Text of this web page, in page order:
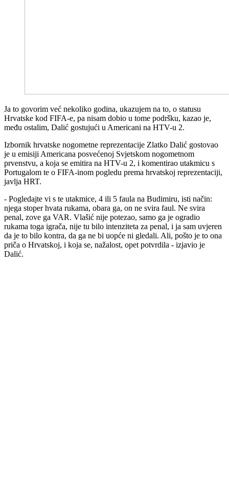
Ja to govorim već nekoliko godina, ukazujem na to, o statusu
Hrvatske kod FIFA-e, pa nisam dobio u tome podršku, kazao je,
među ostalim, Dalić gostujući u Americani na HTV-u 2.
Izbornik hrvatske nogometne reprezentacije Zlatko Dalić gostovao
je u emisiji Americana posvećenoj Svjetskom nogometnom
prvenstvu, a koja se emitira na HTV-u 2, i komentirao utakmicu s
Portugalom te o FIFA-inom pogledu prema hrvatskoj reprezentaciji,
javlja HRT.
- Pogledajte vi s te utakmice, 4 ili 5 faula na Budimiru, isti način:
njega stoper hvata rukama, obara ga, on ne svira faul. Ne svira
penal, zove ga VAR. Vlašić nije potezao, samo ga je ogradio
rukama toga igrača, nije tu bilo intenziteta za penal, i ja sam uvjeren
da je to bilo kontra, da ga ne bi uopće ni gledali. Ali, pošto je to ona
priča o Hrvatskoj, i koja se, nažalost, opet potvrdila - izjavio je
Dalić.